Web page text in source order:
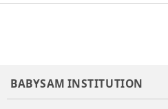
BABYSAM INSTITUTION